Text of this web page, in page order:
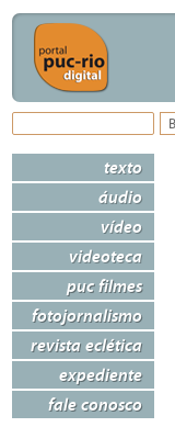
texto
áudio
vídeo
videoteca
puc filmes
fotojornalismo
revista eclética
expediente
fale conosco